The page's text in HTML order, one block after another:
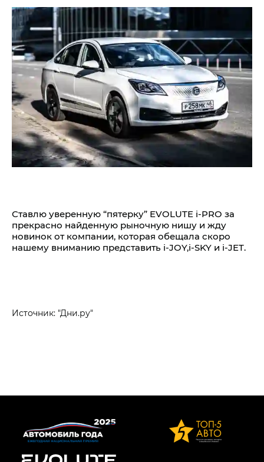
Ставлю уверенную “пятерку” EVOLUTE i‑PRO за
прекрасно найденную рыночную нишу и жду
новинок от компании, которая обещала скоро
нашему вниманию представить i‑JOY,i‑SKY и i‑JET.
Источник: "Дни.ру"